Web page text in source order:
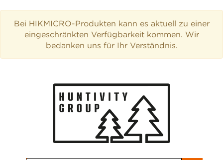
Bei HIKMICRO-Produkten kann es aktuell zu einer
eingeschränkten Verfügbarkeit kommen. Wir
bedanken uns für Ihr Verständnis.